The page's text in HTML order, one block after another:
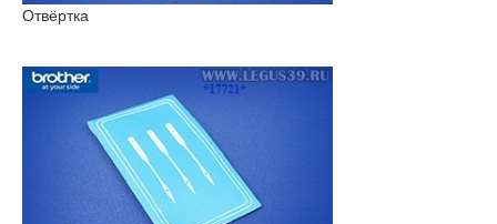
Отвёртка